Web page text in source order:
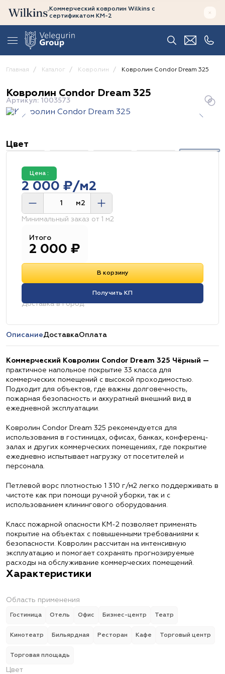
Коммерческий ковролин Wilkins с
сертификатом КМ-2
Главная Каталог Ковролин Ковролин Condor Dream 325
Ковролин Condor Dream 325
Артикул: 1003573
Цвет
Цена :
2 000 ₽/м2
м2
Минимальный заказ от 1 м2
Итого
2 000 ₽
В корзину
Получить КП
Доставка в город:
ОписаниеДоставкаОплата
Коммерческий Ковролин Condor Dream 325 Чёрный —
практичное напольное покрытие 33 класса для
коммерческих помещений с высокой проходимостью.
Подходит для объектов, где важны долговечность,
пожарная безопасность и аккуратный внешний вид в
ежедневной эксплуатации.
Ковролин Condor Dream 325 рекомендуется для
использования в гостиницах, офисах, банках, конференц-
залах и других коммерческих помещениях, где покрытие
ежедневно испытывает нагрузку от посетителей и
персонала.
Петлевой ворс плотностью 1 310 г/м2 легко поддерживать в
чистоте как при помощи ручной уборки, так и с
использованием клинингового оборудования.
Класс пожарной опасности КМ-2 позволяет применять
покрытие на объектах с повышенными требованиями к
безопасности. Ковролин рассчитан на интенсивную
эксплуатацию и помогает сохранять прогнозируемые
расходы на обслуживание коммерческих помещений.
Характеристики
Область применения
Гостиница Отель Офис Бизнес-центр Театр
Кинотеатр Бильярдная Ресторан Кафе Торговый центр
Торговая площадь
Цвет